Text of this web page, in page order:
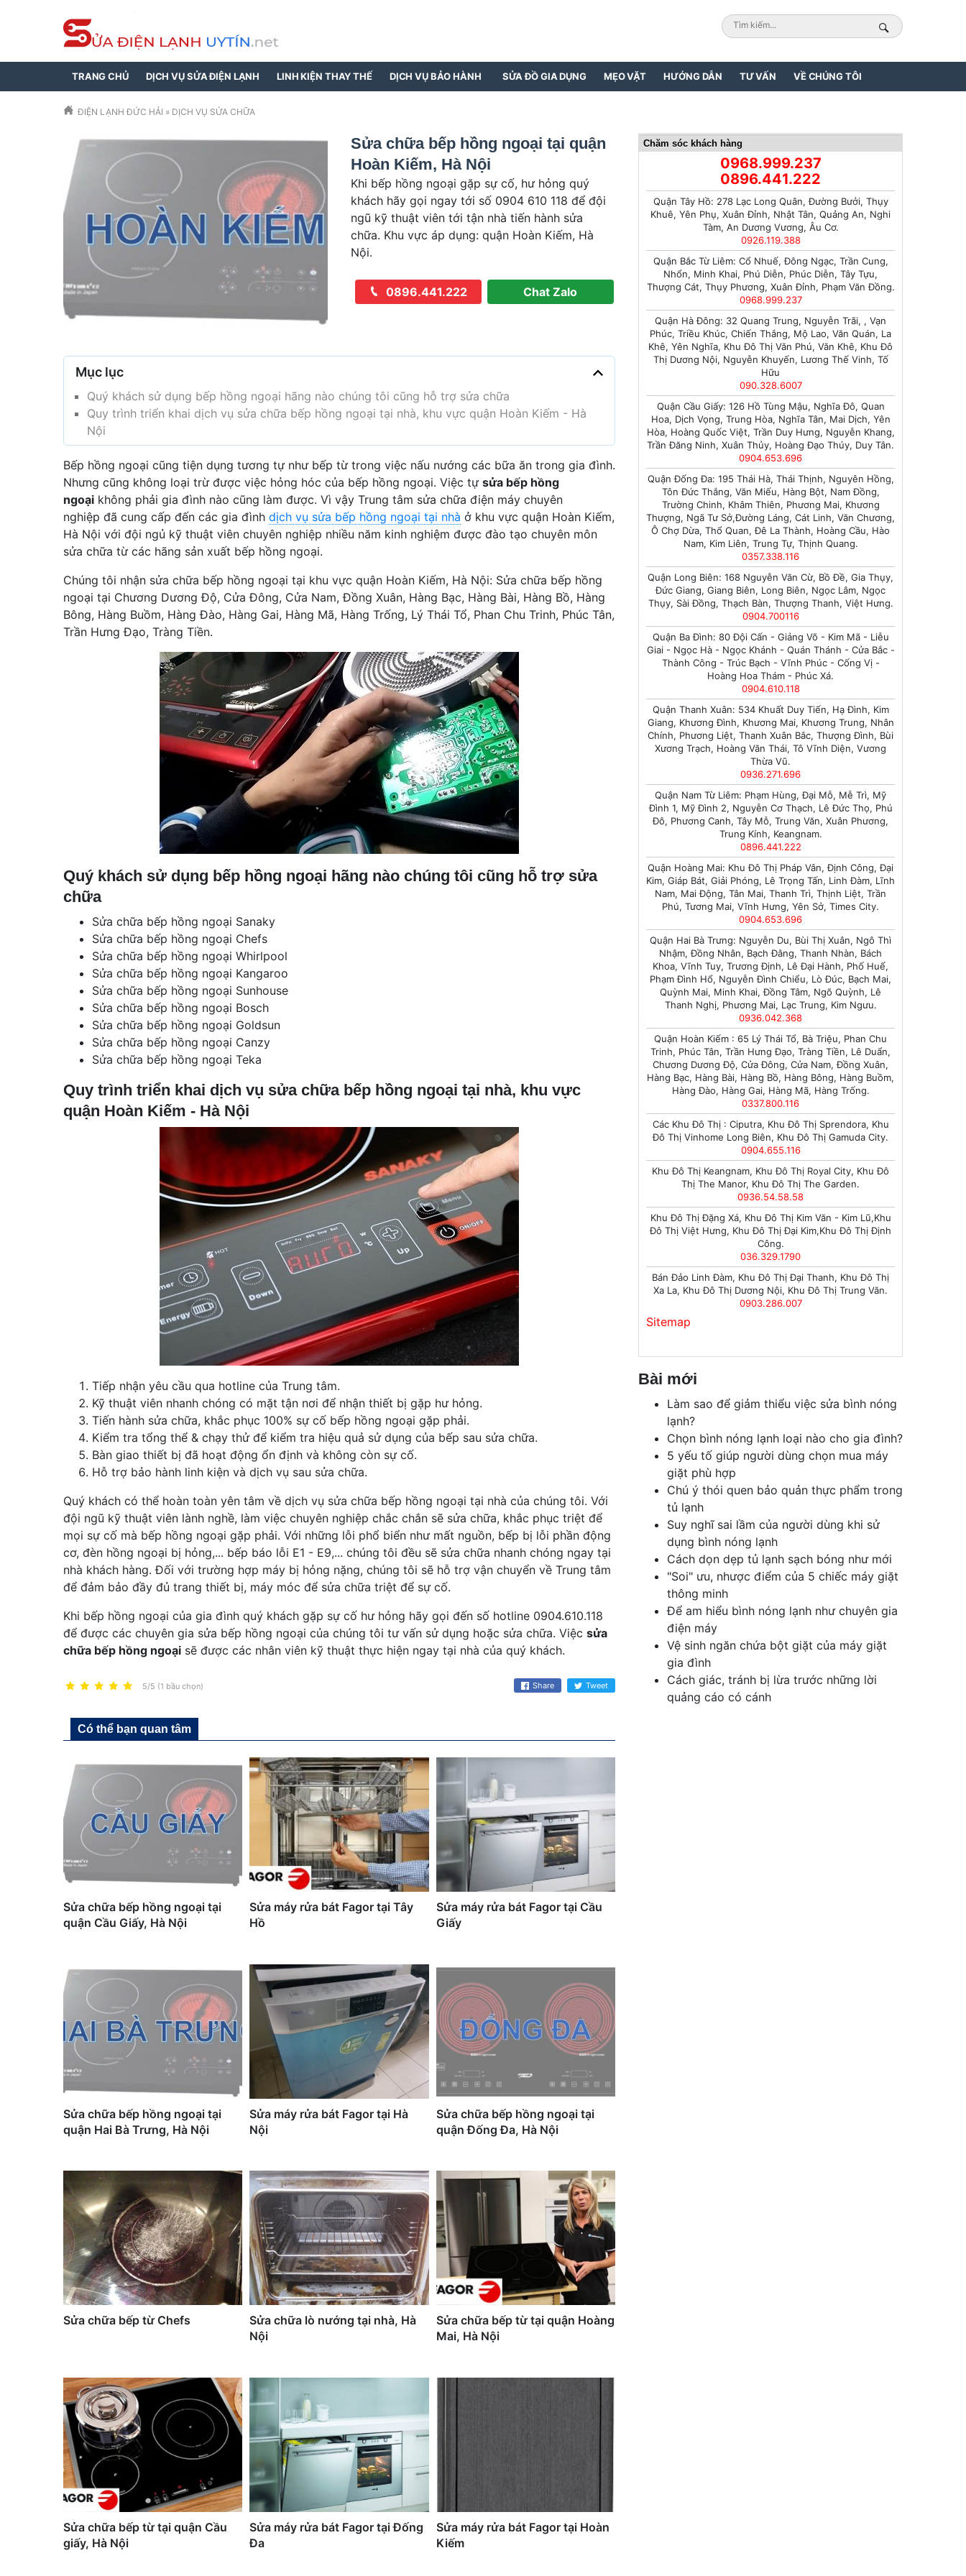
TRANG CHỦ DỊCH VỤ SỬA ĐIỆN LẠNH LINH KIỆN THAY THẾ DỊCH VỤ BẢO HÀNH SỬA ĐỒ GIA DỤNG MẸO VẶT HƯỚNG DẪN TƯ VẤN VỀ CHÚNG TÔI
ĐIỆN LẠNH ĐỨC HẢI » DỊCH VỤ SỬA CHỮA
Sửa chữa bếp hồng ngoại tại quận
Hoàn Kiếm, Hà Nội
Khi bếp hồng ngoại gặp sự cố, hư hỏng quý
khách hãy gọi ngay tới số 0904 610 118 để đội
ngũ kỹ thuật viên tới tận nhà tiến hành sửa
chữa. Khu vực áp dụng: quận Hoàn Kiếm, Hà
Nội.
Chat Zalo
0896.441.222
Mục lục
Quý khách sử dụng bếp hồng ngoại hãng nào chúng tôi cũng hỗ trợ sửa chữa
Quy trình triển khai dịch vụ sửa chữa bếp hồng ngoại tại nhà, khu vực quận Hoàn Kiếm - Hà
Nội
Bếp hồng ngoại cũng tiện dụng tương tự như bếp từ trong việc nấu nướng các bữa ăn trong gia đình.
Nhưng cũng không loại trừ được việc hỏng hóc của bếp hồng ngoại. Việc tự sửa bếp hồng
ngoại không phải gia đình nào cũng làm được. Vì vậy Trung tâm sửa chữa điện máy chuyên
nghiệp đã cung cấp đến các gia đình dịch vụ sửa bếp hồng ngoại tại nhà ở khu vực quận Hoàn Kiếm,
Hà Nội với đội ngủ kỹ thuật viên chuyên nghiệp nhiều năm kinh nghiệm được đào tạo chuyên môn
sửa chữa từ các hãng sản xuất bếp hồng ngoại.
Chúng tôi nhận sửa chữa bếp hồng ngoại tại khu vực quận Hoàn Kiếm, Hà Nội: Sửa chữa bếp hồng
ngoại tại Chương Dương Độ, Cửa Đông, Cửa Nam, Đồng Xuân, Hàng Bạc, Hàng Bài, Hàng Bồ, Hàng
Bông, Hàng Buồm, Hàng Đào, Hàng Gai, Hàng Mã, Hàng Trống, Lý Thái Tổ, Phan Chu Trinh, Phúc Tân,
Trần Hưng Đạo, Tràng Tiền.
Quý khách sử dụng bếp hồng ngoại hãng nào chúng tôi cũng hỗ trợ sửa
chữa
Sửa chữa bếp hồng ngoại Sanaky
Sửa chữa bếp hồng ngoại Chefs
Sửa chữa bếp hồng ngoại Whirlpool
Sửa chữa bếp hồng ngoại Kangaroo
Sửa chữa bếp hồng ngoại Sunhouse
Sửa chữa bếp hồng ngoại Bosch
Sửa chữa bếp hồng ngoại Goldsun
Sửa chữa bếp hồng ngoại Canzy
Sửa chữa bếp hồng ngoại Teka
Quy trình triển khai dịch vụ sửa chữa bếp hồng ngoại tại nhà, khu vực
quận Hoàn Kiếm - Hà Nội
Tiếp nhận yêu cầu qua hotline của Trung tâm.
Kỹ thuật viên nhanh chóng có mặt tận nơi để nhận thiết bị gặp hư hỏng.
Tiến hành sửa chữa, khắc phục 100% sự cố bếp hồng ngoại gặp phải.
Kiểm tra tổng thể & chạy thử để kiểm tra hiệu quả sử dụng của bếp sau sửa chữa.
Bàn giao thiết bị đã hoạt động ổn định và không còn sự cố.
Hỗ trợ bảo hành linh kiện và dịch vụ sau sửa chữa.
Quý khách có thể hoàn toàn yên tâm về dịch vụ sửa chữa bếp hồng ngoại tại nhà của chúng tôi. Với
đội ngũ kỹ thuật viên lành nghề, làm việc chuyên nghiệp chắc chắn sẽ sửa chữa, khắc phục triệt để
mọi sự cố mà bếp hồng ngoại gặp phải. Với những lỗi phổ biển như mất nguồn, bếp bị lỗi phần động
cơ, đèn hồng ngoại bị hỏng,... bếp báo lỗi E1 - E9,... chúng tôi đều sẽ sửa chữa nhanh chóng ngay tại
nhà khách hàng. Đối với trường hợp máy bị hỏng nặng, chúng tôi sẽ hỗ trợ vận chuyển về Trung tâm
để đảm bảo đầy đủ trang thiết bị, máy móc để sửa chữa triệt để sự cố.
Khi bếp hồng ngoại của gia đình quý khách gặp sự cố hư hỏng hãy gọi đến số hotline 0904.610.118
để được các chuyên gia sửa bếp hồng ngoại của chúng tôi tư vấn sử dụng hoặc sửa chữa. Việc sửa
chữa bếp hồng ngoại sẽ được các nhân viên kỹ thuật thực hiện ngay tại nhà của quý khách.
5/5 (1 bầu chọn) Share Tweet
Có thể bạn quan tâm
Sửa chữa bếp hồng ngoại tại
quận Cầu Giấy, Hà Nội
Sửa máy rửa bát Fagor tại Tây
Hồ
Sửa máy rửa bát Fagor tại Cầu
Giấy
Sửa chữa bếp hồng ngoại tại
quận Hai Bà Trưng, Hà Nội
Sửa máy rửa bát Fagor tại Hà
Nội
Sửa chữa bếp hồng ngoại tại
quận Đống Đa, Hà Nội
Sửa chữa bếp từ Chefs
Sửa chữa lò nướng tại nhà, Hà
Nội
Sửa chữa bếp từ tại quận Hoàng
Mai, Hà Nội
Sửa chữa bếp từ tại quận Cầu
giấy, Hà Nội
Sửa máy rửa bát Fagor tại Đống
Đa
Sửa máy rửa bát Fagor tại Hoàn
Kiếm
Chăm sóc khách hàng
0968.999.237
0896.441.222
Quận Tây Hồ: 278 Lạc Long Quân, Đường Bưởi, Thụy
Khuê, Yên Phụ, Xuân Đỉnh, Nhật Tân, Quảng An, Nghi
Tàm, An Dương Vương, Âu Cơ.
0926.119.388
Quận Bắc Từ Liêm: Cổ Nhuế, Đông Ngạc, Trần Cung,
Nhổn, Minh Khai, Phú Diễn, Phúc Diễn, Tây Tựu,
Thượng Cát, Thụy Phương, Xuân Đỉnh, Phạm Văn Đồng.
0968.999.237
Quận Hà Đông: 32 Quang Trung, Nguyễn Trãi, , Vạn
Phúc, Triều Khúc, Chiến Thắng, Mộ Lao, Văn Quán, La
Khê, Yên Nghĩa, Khu Đô Thị Văn Phú, Văn Khê, Khu Đô
Thị Dương Nội, Nguyễn Khuyến, Lương Thế Vinh, Tố
Hữu
090.328.6007
Quận Cầu Giấy: 126 Hồ Tùng Mậu, Nghĩa Đô, Quan
Hoa, Dịch Vọng, Trung Hòa, Nghĩa Tân, Mai Dịch, Yên
Hòa, Hoàng Quốc Việt, Trần Duy Hưng, Nguyễn Khang,
Trần Đăng Ninh, Xuân Thủy, Hoàng Đạo Thúy, Duy Tân.
0904.653.696
Quận Đống Đa: 195 Thái Hà, Thái Thịnh, Nguyên Hồng,
Tôn Đức Thắng, Văn Miếu, Hàng Bột, Nam Đồng,
Trường Chinh, Khâm Thiên, Phương Mai, Khương
Thượng, Ngã Tư Sở,Đường Láng, Cát Linh, Văn Chương,
Ô Chợ Dừa, Thổ Quan, Đê La Thành, Hoàng Cầu, Hào
Nam, Kim Liên, Trung Tự, Thịnh Quang.
0357.338.116
Quận Long Biên: 168 Nguyễn Văn Cừ, Bồ Đề, Gia Thụy,
Đức Giang, Giang Biên, Long Biên, Ngọc Lâm, Ngọc
Thụy, Sài Đồng, Thạch Bàn, Thượng Thanh, Việt Hưng.
0904.700116
Quận Ba Đình: 80 Đội Cấn - Giảng Võ - Kim Mã - Liễu
Giai - Ngọc Hà - Ngọc Khánh - Quán Thánh - Cửa Bắc -
Thành Công - Trúc Bạch - Vĩnh Phúc - Cống Vị -
Hoàng Hoa Thám - Phúc Xá.
0904.610.118
Quận Thanh Xuân: 534 Khuất Duy Tiến, Hạ Đình, Kim
Giang, Khương Đình, Khương Mai, Khương Trung, Nhân
Chính, Phương Liệt, Thanh Xuân Bắc, Thượng Đình, Bùi
Xương Trạch, Hoàng Văn Thái, Tô Vĩnh Diện, Vương
Thừa Vũ.
0936.271.696
Quận Nam Từ Liêm: Phạm Hùng, Đại Mỗ, Mễ Trì, Mỹ
Đình 1, Mỹ Đình 2, Nguyễn Cơ Thạch, Lê Đức Thọ, Phú
Đô, Phương Canh, Tây Mỗ, Trung Văn, Xuân Phương,
Trung Kính, Keangnam.
0896.441.222
Quận Hoàng Mai: Khu Đô Thị Pháp Vân, Định Công, Đại
Kim, Giáp Bát, Giải Phóng, Lê Trọng Tấn, Linh Đàm, Lĩnh
Nam, Mai Động, Tân Mai, Thanh Trì, Thịnh Liệt, Trần
Phú, Tương Mai, Vĩnh Hưng, Yên Sở, Times City.
0904.653.696
Quận Hai Bà Trưng: Nguyễn Du, Bùi Thị Xuân, Ngô Thì
Nhậm, Đồng Nhân, Bạch Đằng, Thanh Nhàn, Bách
Khoa, Vĩnh Tuy, Trương Định, Lê Đại Hành, Phố Huế,
Phạm Đình Hổ, Nguyễn Đình Chiểu, Lò Đúc, Bạch Mai,
Quỳnh Mai, Minh Khai, Đồng Tâm, Ngõ Quỳnh, Lê
Thanh Nghị, Phương Mai, Lạc Trung, Kim Ngưu.
0936.042.368
Quận Hoàn Kiếm : 65 Lý Thái Tổ, Bà Triệu, Phan Chu
Trinh, Phúc Tân, Trần Hưng Đạo, Tràng Tiền, Lê Duẩn,
Chương Dương Độ, Cửa Đông, Cửa Nam, Đồng Xuân,
Hàng Bạc, Hàng Bài, Hàng Bồ, Hàng Bông, Hàng Buồm,
Hàng Đào, Hàng Gai, Hàng Mã, Hàng Trống.
0337.800.116
Các Khu Đô Thị : Ciputra, Khu Đô Thị Sprendora, Khu
Đô Thị Vinhome Long Biên, Khu Đô Thị Gamuda City.
0904.655.116
Khu Đô Thị Keangnam, Khu Đô Thị Royal City, Khu Đô
Thị The Manor, Khu Đô Thị The Garden.
0936.54.58.58
Khu Đô Thị Đặng Xá, Khu Đô Thị Kim Văn - Kim Lũ,Khu
Đô Thị Việt Hưng, Khu Đô Thị Đại Kim,Khu Đô Thị Định
Công.
036.329.1790
Bán Đảo Linh Đàm, Khu Đô Thị Đại Thanh, Khu Đô Thị
Xa La, Khu Đô Thị Dương Nội, Khu Đô Thị Trung Văn.
0903.286.007
Sitemap
Bài mới
Làm sao để giảm thiểu việc sửa bình nóng
lạnh?
Chọn bình nóng lạnh loại nào cho gia đình?
5 yếu tố giúp người dùng chọn mua máy
giặt phù hợp
Chú ý thói quen bảo quản thực phẩm trong
tủ lạnh
Suy nghĩ sai lầm của người dùng khi sử
dụng bình nóng lạnh
Cách dọn dẹp tủ lạnh sạch bóng như mới
"Soi" ưu, nhược điểm của 5 chiếc máy giặt
thông minh
Để am hiểu bình nóng lạnh như chuyên gia
điện máy
Vệ sinh ngăn chứa bột giặt của máy giặt
gia đình
Cách giác, tránh bị lừa trước những lời
quảng cáo có cánh